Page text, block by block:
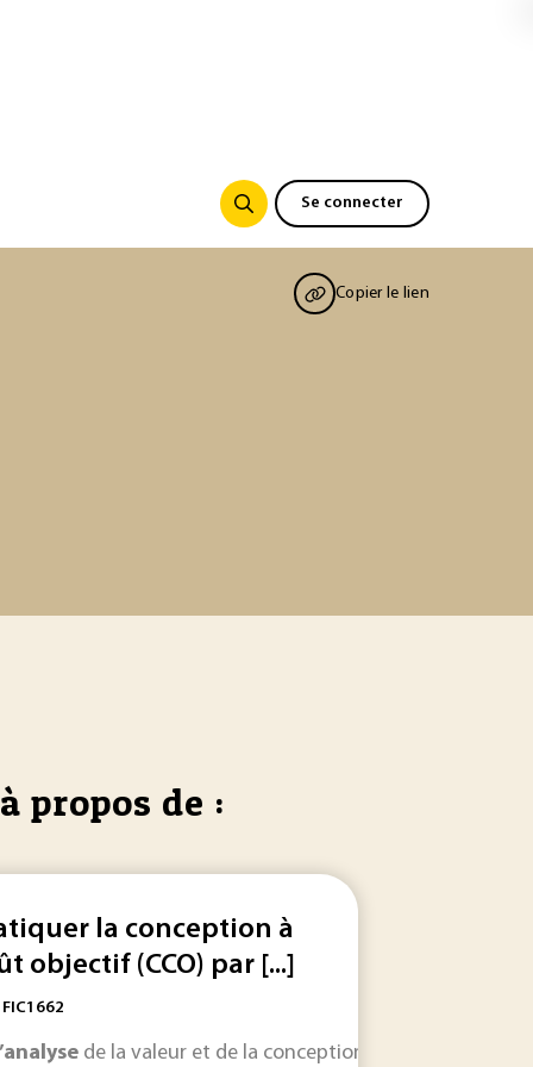
Se connecter
Copier le lien
propos de :
coûtsvariables, et le résultat global de la période est
la conception à
objectif (CCO) par [...]
FIC1662
de la valeur et de la conception à